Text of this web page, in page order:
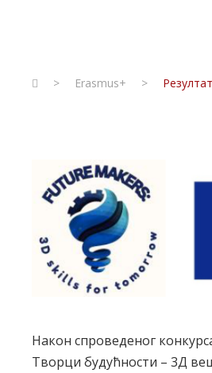
> Erasmus+ >
Након спроведеног
Творци будућности – 3Д